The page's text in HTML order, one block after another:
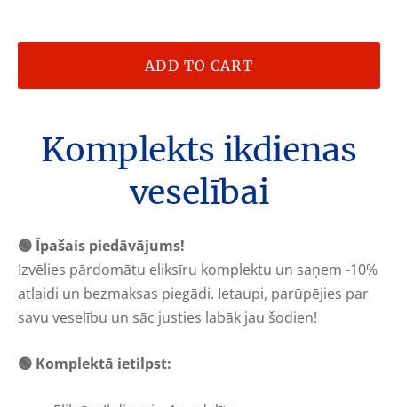
ADD TO CART
Komplekts ikdienas
veselībai
🟢 Īpašais piedāvājums!
Izvēlies pārdomātu eliksīru komplektu un saņem -10%
atlaidi un bezmaksas piegādi. Ietaupi, parūpējies par
savu veselību un sāc justies labāk jau šodien!
🟢 Komplektā ietilpst: